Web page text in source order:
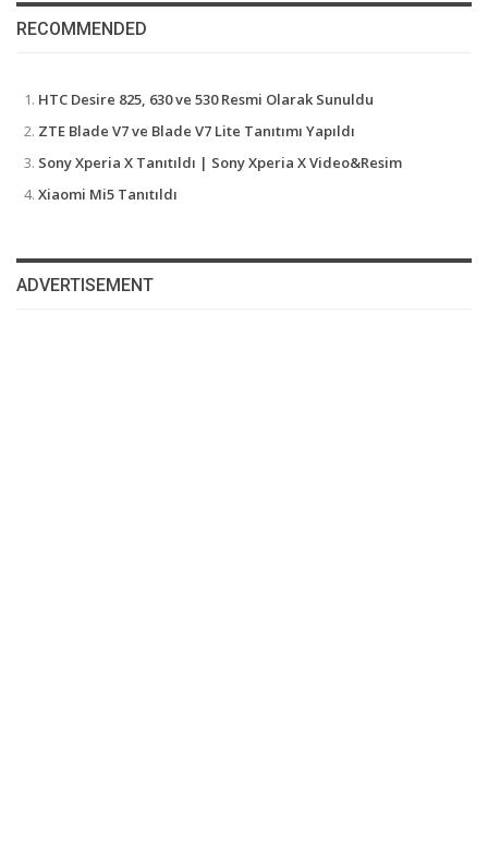
RECOMMENDED
HTC Desire 825, 630 ve 530 Resmi Olarak Sunuldu
ZTE Blade V7 ve Blade V7 Lite Tanıtımı Yapıldı
Sony Xperia X Tanıtıldı | Sony Xperia X Video&Resim
Xiaomi Mi5 Tanıtıldı
ADVERTISEMENT